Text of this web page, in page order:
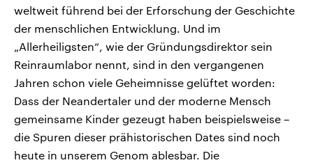
weltweit führend bei der Erforschung der Geschichte
der menschlichen Entwicklung. Und im
„Allerheiligsten“, wie der Gründungsdirektor sein
Reinraumlabor nennt, sind in den vergangenen
Jahren schon viele Geheimnisse gelüftet worden:
Dass der Neandertaler und der moderne Mensch
gemeinsame Kinder gezeugt haben beispielsweise –
die Spuren dieser prähistorischen Dates sind noch
heute in unserem Genom ablesbar. Die